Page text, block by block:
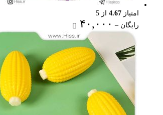
امتیاز 4.67 از 5
رایگان – ۴۰,۰۰۰
رایگان
۴۰,۰۰۰ تومان